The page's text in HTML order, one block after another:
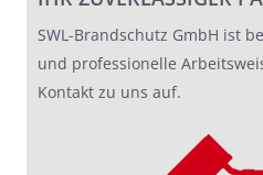
SWL-Brandschutz GmbH ist
und professionelle
Kontakt zu uns auf.